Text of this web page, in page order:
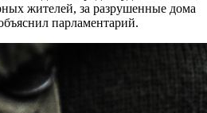
жителей, за разрушенные дома
парламентарий.